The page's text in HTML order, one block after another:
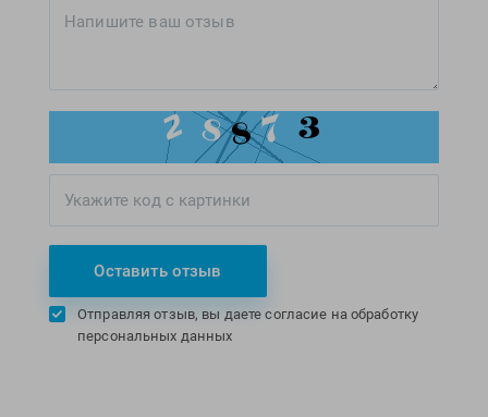
Оставить отзыв
Отправляя отзыв, вы даете согласие на обработку
персональных данных